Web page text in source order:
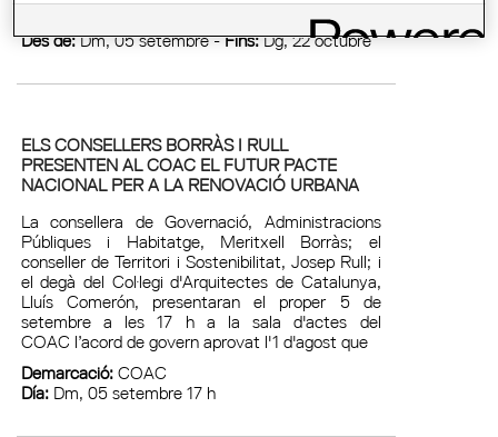
Girona - Delegació de l'Alt Empordà
Des de:Dm, 05 setembre -Fins:Dg, 22 octubre
ELS CONSELLERS BORRÀS I RULL
PRESENTEN AL COAC EL FUTUR PACTE
NACIONAL PER A LA RENOVACIÓ URBANA
La consellera de Governació, Administracions
Públiques i Habitatge, Meritxell Borràs; el
conseller de Territori i Sostenibilitat, Josep Rull; i
el degà del Col·legi d'Arquitectes de Catalunya,
Lluís Comerón, presentaran el proper 5 de
setembre a les 17 h a la sala d'actes del
COAC l’acord de govern aprovat l'1 d'agost que
Demarcació:COAC
Día: Dm, 05 setembre 17 h